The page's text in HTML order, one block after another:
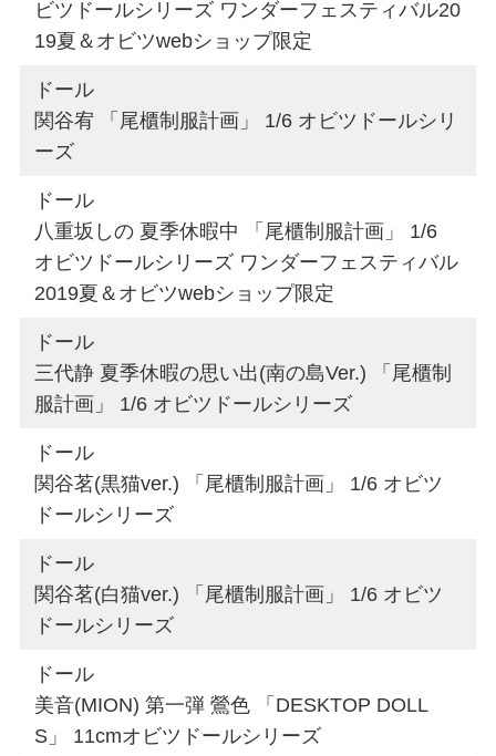
ビツドールシリーズ ワンダーフェスティバル20
19夏＆オビツwebショップ限定
ドール
関谷宥 「尾櫃制服計画」 1/6 オビツドールシリ
ーズ
ドール
八重坂しの 夏季休暇中 「尾櫃制服計画」 1/6
オビツドールシリーズ ワンダーフェスティバル
2019夏＆オビツwebショップ限定
ドール
三代静 夏季休暇の思い出(南の島Ver.) 「尾櫃制
服計画」 1/6 オビツドールシリーズ
ドール
関谷茗(黒猫ver.) 「尾櫃制服計画」 1/6 オビツ
ドールシリーズ
ドール
関谷茗(白猫ver.) 「尾櫃制服計画」 1/6 オビツ
ドールシリーズ
ドール
美音(MION) 第一弾 鶯色 「DESKTOP DOLL
S」 11cmオビツドールシリーズ